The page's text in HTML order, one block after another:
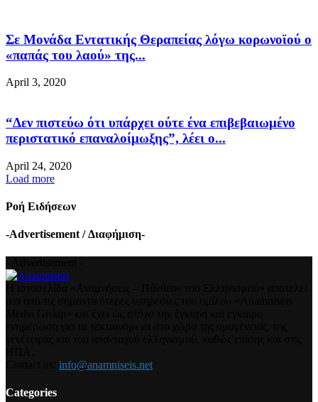
Σε Μονάδα Εντατικής Θεραπείας λόγω κορωνοϊού ο
«παπάς του λαού» της...
April 3, 2020
“Δεν πιστεύω ότι υπάρχει ούτε ένα επιβεβαιωμένο
περιστατικό επαναλοίμωξης”, λέει ο...
April 24, 2020
Load more
Ροή Ειδήσεων
-Advertisement / Διαφήμιση-
info@anamniseis.net
Categories